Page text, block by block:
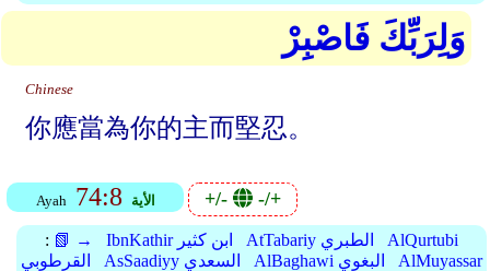
وَلِرَبِّكَ فَاصْبِرْ
Chinese
你應當為你的主而堅忍。
Ayah 74:8 الأية +/- -/+
: 📗 → IbnKathir ابن كثير AtTabariy الطبري
AlQurtubi
القرطوبي
AsSaadiyy السعدي AlBaghawi البغوي
AlMuyassar